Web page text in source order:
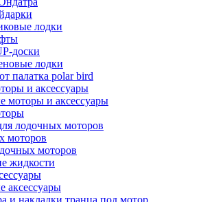
лодки
доски
лодки
палатка polar bird
и аксессуары
моторы и аксессуары
лодочных моторов
моторов
моторов
жидкости
аксессуары
и накладки транца под мотор